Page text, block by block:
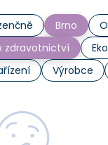
Brno
zdravotnictví
Výrobce